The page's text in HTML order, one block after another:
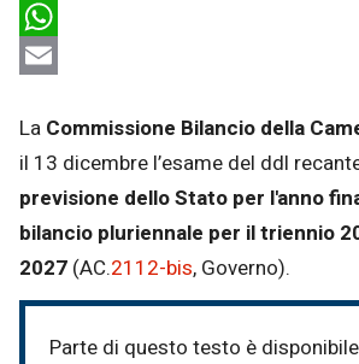
LinkedIn
WhatsApp
La Commissione Bilancio della
il 13 dicembre l’esame del ddl
previsione dello Stato per l'anno
bilancio pluriennale per il triennio
2027 (AC.2112-bis​, Governo).
Parte di questo testo è